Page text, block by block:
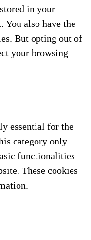
in your
You also have the
But opting out of
your browsing
essential for the
category only
functionalities
These cookies